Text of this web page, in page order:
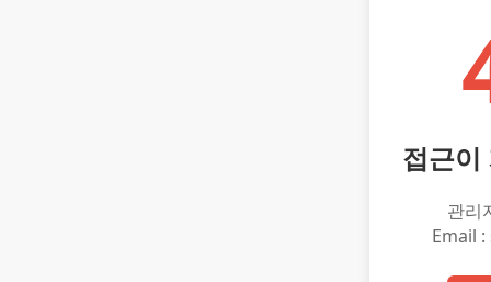
접근이
관리
Email